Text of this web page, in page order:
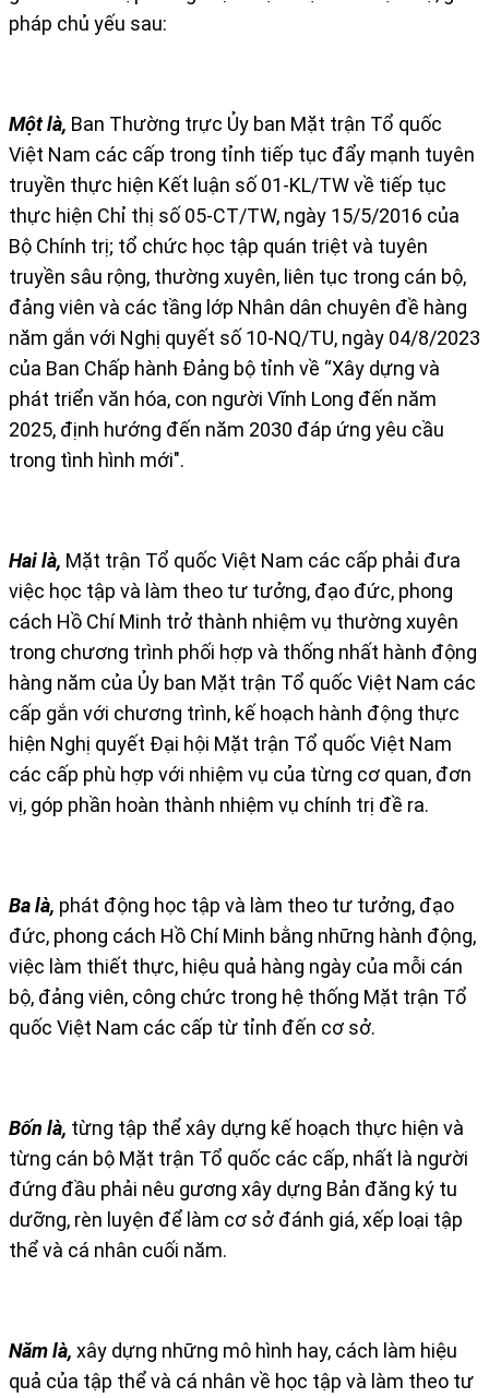
pháp chủ yếu sau:
Một là, Ban Thường trực Ủy ban Mặt trận Tổ quốc
Việt Nam các cấp trong tỉnh tiếp tục đẩy mạnh tuyên
truyền thực hiện Kết luận số 01-KL/TW về tiếp tục
thực hiện Chỉ thị số 05-CT/TW, ngày 15/5/2016 của
Bộ Chính trị; tổ chức học tập quán triệt và tuyên
truyền sâu rộng, thường xuyên, liên tục trong cán bộ,
đảng viên và các tầng lớp Nhân dân chuyên đề hàng
năm gắn với Nghị quyết số 10-NQ/TU, ngày 04/8/2023
của Ban Chấp hành Đảng bộ tỉnh về “Xây dựng và
phát triển văn hóa, con người Vĩnh Long đến năm
2025, định hướng đến năm 2030 đáp ứng yêu cầu
trong tình hình mới".
Hai là, Mặt trận Tổ quốc Việt Nam các cấp phải đưa
việc học tập và làm theo tư tưởng, đạo đức, phong
cách Hồ Chí Minh trở thành nhiệm vụ thường xuyên
trong chương trình phối hợp và thống nhất hành động
hàng năm của Ủy ban Mặt trận Tổ quốc Việt Nam các
cấp gắn với chương trình, kế hoạch hành động thực
hiện Nghị quyết Đại hội Mặt trận Tổ quốc Việt Nam
các cấp phù hợp với nhiệm vụ của từng cơ quan, đơn
vị, góp phần hoàn thành nhiệm vụ chính trị đề ra.
Ba là, phát động học tập và làm theo tư tưởng, đạo
đức, phong cách Hồ Chí Minh bằng những hành động,
việc làm thiết thực, hiệu quả hàng ngày của mỗi cán
bộ, đảng viên, công chức trong hệ thống Mặt trận Tổ
quốc Việt Nam các cấp từ tỉnh đến cơ sở.
Bốn là, từng tập thể xây dựng kế hoạch thực hiện và
từng cán bộ Mặt trận Tổ quốc các cấp, nhất là người
đứng đầu phải nêu gương xây dựng Bản đăng ký tu
dưỡng, rèn luyện để làm cơ sở đánh giá, xếp loại tập
thể và cá nhân cuối năm.
Năm là, xây dựng những mô hình hay, cách làm hiệu
quả của tập thể và cá nhân về học tập và làm theo tư